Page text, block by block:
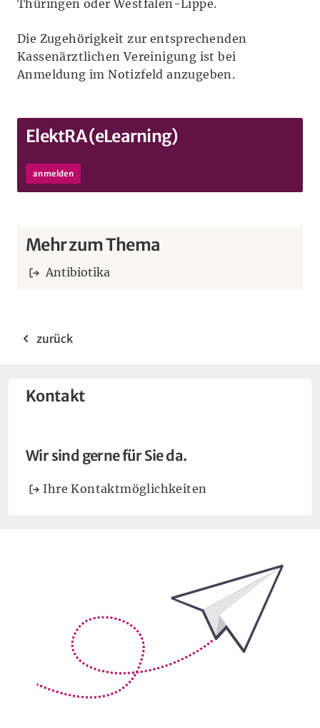
Thüringen oder Westfalen-Lippe.
Die Zugehörigkeit zur entsprechenden
Kassenärztlichen Vereinigung ist bei
Anmeldung im Notizfeld anzugeben.
ElektRA (eLearning)
anmelden
Mehr zum Thema
Antibiotika
zurück
Kontakt
Wir sind gerne für Sie da.
Ihre Kontaktmöglichkeiten